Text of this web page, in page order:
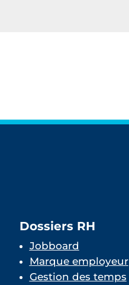
Dossiers RH
Jobboard
Marque employeur
Gestion des temps